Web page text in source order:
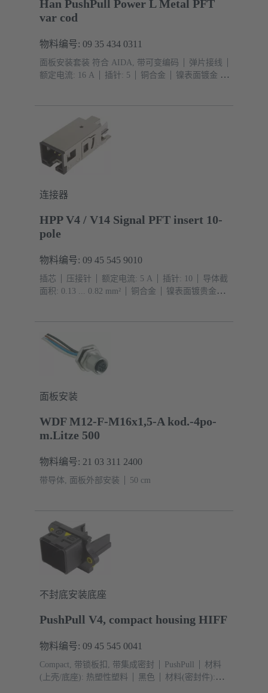
Han PushPull Power L Metal PFT
var cod
物料编号: 09 35 434 0311
面板安装套装 符合 AIDA, 带可变编码
弹片接线
额定电流: ‌16 A
插针: 5 铜合金
镍表面镀金 界
连接器
HPP V4 / V14 Signal PFT insert 10-
pole
物料编号: 09 45 545 9010
插芯 压接针 额定电流: ‌5 A 插针: 10
导体截
面积: 0.13 ... 0.82 mm²
铜合金
镍表面镀贵金属
面板安装
WDF M12-F-M16x1,5-A kod.-4po-
m.Litze 500
物料编号: 21 03 311 2400
带导体, 面板外部安装 ‌50 cm
不封底安装底座
PushPull V4, compact housing HIFF
物料编号: 09 45 545 0041
Compact, 带锁板扣, 带集成密封 PushPull
材料
(上壳/底座): 热塑性塑料
黑色
材料(密封件):